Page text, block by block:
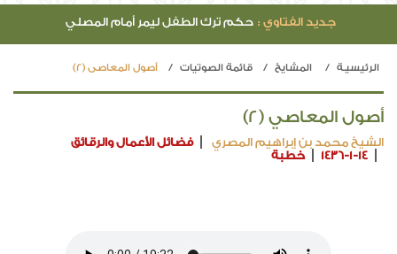
جديد الفتاوي : حكم ترك الطفل ليمر أمام المصلي
الرئيسيـة المشايخ قائمة الصوتيات أصول المعاصي (2)
أصول المعاصي (2)
الشيخ محمد بن إبراهيم المصري
فضائل الأعمال والرقائق
1436-1-14
خطبة